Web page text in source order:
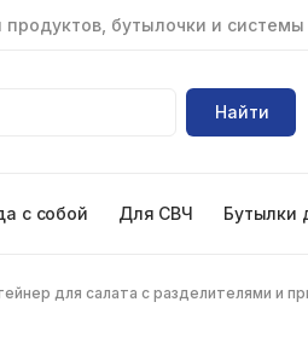
бутылочки и системы
Найти
с собой Для СВЧ Бутылки
для салата с разделителями и